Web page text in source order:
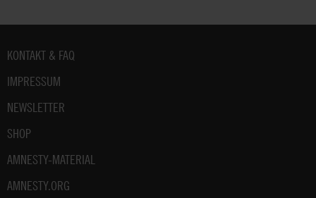
Fußbereich
KONTAKT & FAQ
IMPRESSUM
NEWSLETTER
SHOP
AMNESTY-MATERIAL
AMNESTY.ORG